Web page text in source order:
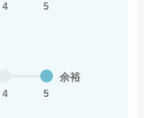
4 5
4 5
余裕